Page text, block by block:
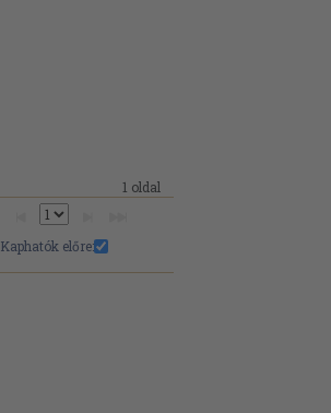
1 oldal
Kaphatók előre: